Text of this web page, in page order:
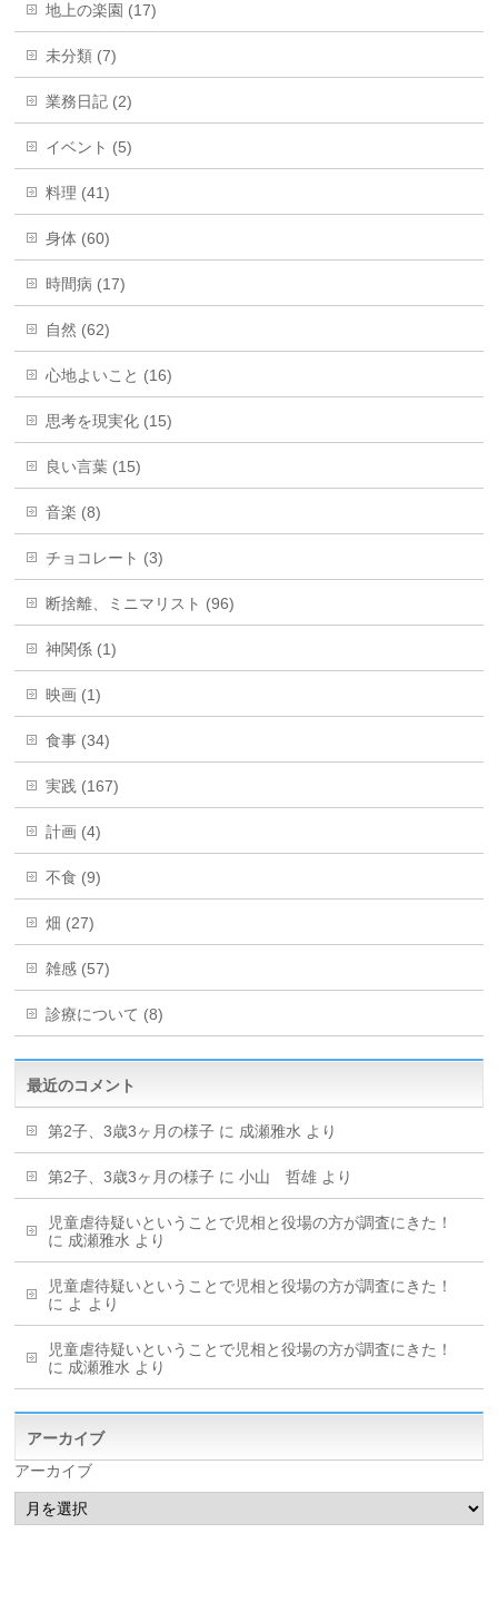
地上の楽園 (17)
未分類 (7)
業務日記 (2)
イベント (5)
料理 (41)
身体 (60)
時間病 (17)
自然 (62)
心地よいこと (16)
思考を現実化 (15)
良い言葉 (15)
音楽 (8)
チョコレート (3)
断捨離、ミニマリスト (96)
神関係 (1)
映画 (1)
食事 (34)
実践 (167)
計画 (4)
不食 (9)
畑 (27)
雑感 (57)
診療について (8)
最近のコメント
第2子、3歳3ヶ月の様子 に 成瀬雅水 より
第2子、3歳3ヶ月の様子 に小山 哲雄 より
児童虐待疑いということで児相と役場の方が調査にきた！
に 成瀬雅水 より
児童虐待疑いということで児相と役場の方が調査にきた！
に よ より
児童虐待疑いということで児相と役場の方が調査にきた！
に 成瀬雅水 より
アーカイブ
アーカイブ